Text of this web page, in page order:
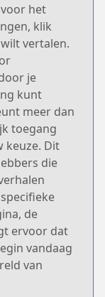
het
klik
vertalen.
je
kunt
meer dan
toegang
keuze. Dit
die
de
ervoor dat
vandaag
van